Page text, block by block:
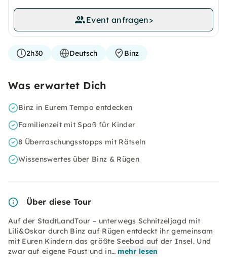
Event anfragen>
2h30 Deutsch Binz
Was erwartet Dich
Binz in Eurem Tempo entdecken
Familienzeit mit Spaß für Kinder
8 Überraschungsstopps mit Rätseln
Wissenswertes über Binz & Rügen
Über diese Tour
Auf der StadtLandTour – unterwegs Schnitzeljagd mit
Lili&Oskar durch Binz auf Rügen entdeckt ihr gemeinsam
mit Euren Kindern das größte Seebad auf der Insel. Und
zwar auf eigene Faust und in… mehr lesen